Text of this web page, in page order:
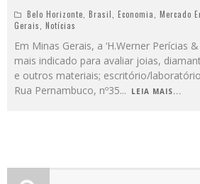
Belo Horizonte, Brasil, Economia, Mercado
Gerais, Notícias
Em Minas Gerais, a ‘H.Werner Perícias
mais indicado para avaliar joias,
e outros materiais; escritório/
Rua Pernambuco, nº35... LEIA MAIS...